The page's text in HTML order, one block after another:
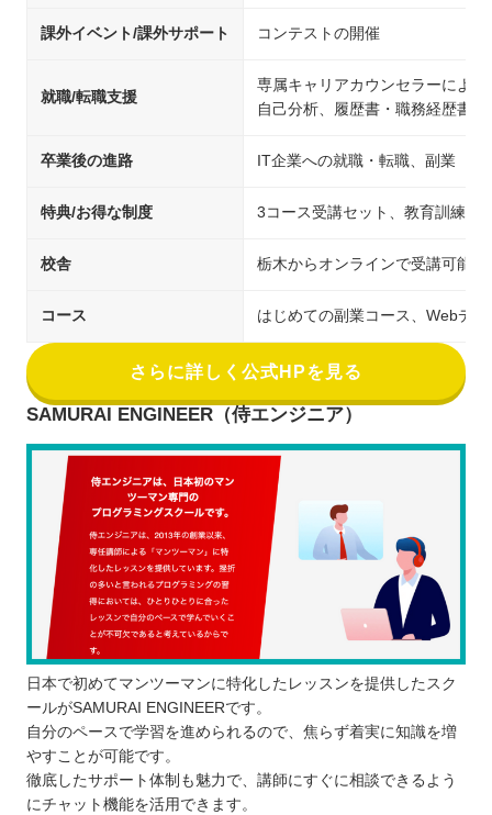
課外イベント/課外サポート コンテストの開催
就職/転職支援
専属キャリアカウンセラーによる
自己分析、履歴書・職務経歴書
卒業後の進路 IT企業への就職・転職、副業
特典/お得な制度 3コース受講セット、教育訓練給
校舎 栃木からオンラインで受講可能
コース はじめての副業コース、Webデ
さらに詳しく公式HPを見る
SAMURAI ENGINEER（侍エンジニア）
日本で初めてマンツーマンに特化したレッスンを提供したスク
ールがSAMURAI ENGINEERです。
自分のペースで学習を進められるので、焦らず着実に知識を増
やすことが可能です。
徹底したサポート体制も魅力で、講師にすぐに相談できるよう
にチャット機能を活用できます。